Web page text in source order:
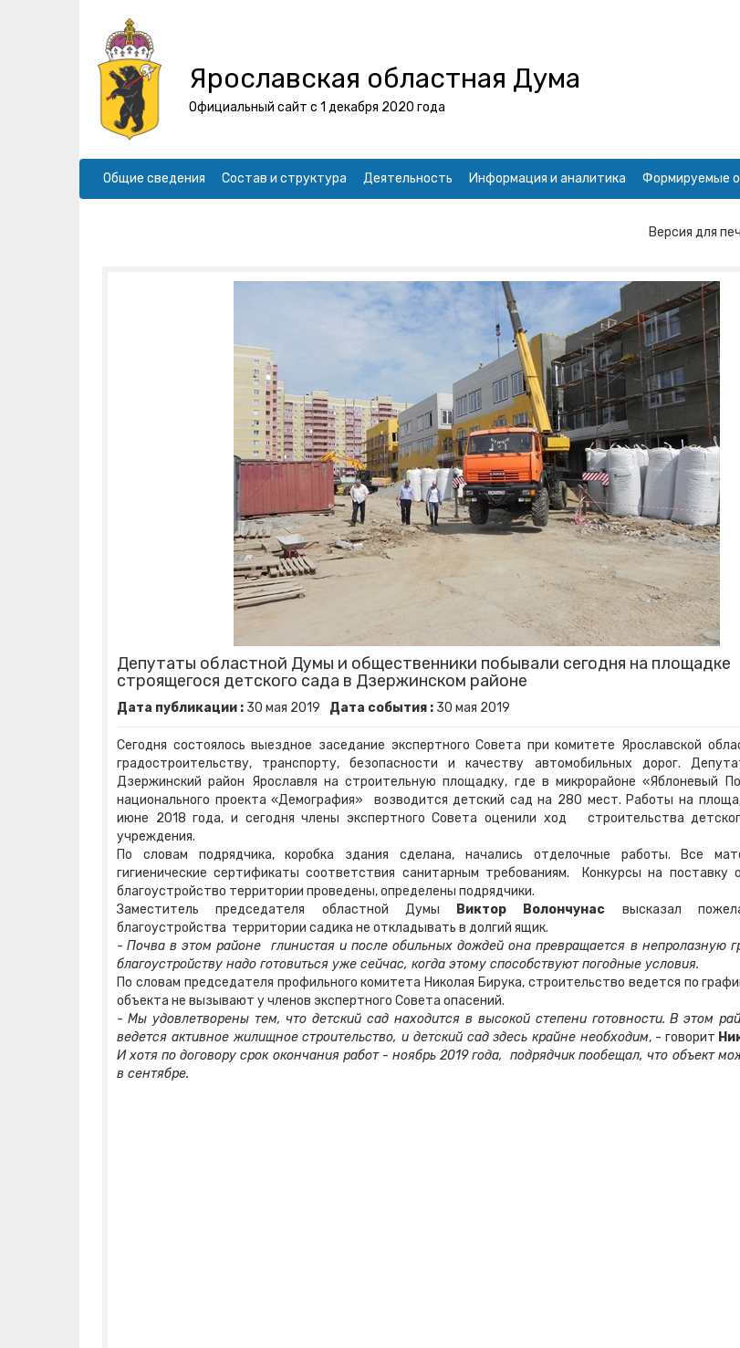
Ярославская областная Дума
Официальный сайт с 1 декабря 2020 года
Общие сведения Состав и структура Деятельность Информация и аналитика Формируемые
Версия для
Депутаты областной Думы и общественники побывали сегодня на площадке
строящегося детского сада в Дзержинском районе
Дата публикации : 30 мая 2019 Дата события : 30 мая 2019
Сегодня состоялось выездное заседание экспертного Совета при комитете Ярославской
градостроительству, транспорту, безопасности и качеству автомобильных дорог.
Дзержинский район Ярославля на строительную площадку, где в микрорайоне «Яблоневый
национального проекта «Демография» возводится детский сад на 280 мест. Работы на
июне 2018 года, и сегодня члены экспертного Совета оценили ход строительства
учреждения.
По словам подрядчика, коробка здания сделана, начались отделочные работы. Все
гигиенические сертификаты соответствия санитарным требованиям. Конкурсы на поставку
благоустройство территории проведены, определены подрядчики.
Заместитель председателя областной Думы
Виктор Волончунас высказал
благоустройства территории садика не откладывать в долгий ящик.
-Почва в этом районе глинистая и после обильных дождей она превращается в непролазную
благоустройству надо готовиться уже сейчас, когда этому способствуют погодные условия.
По словам председателя профильного комитета Николая Бирука, строительство ведется по
объекта не вызывают у членов экспертного Совета опасений.
- Мы удовлетворены тем, что детский сад находится в высокой степени готовности. В этом
ведется активное жилищное строительство, и детский сад здесь крайне необходим, - говорит
И хотя по договору срок окончания работ - ноябрь 2019 года, подрядчик пообещал, что объект
в сентябре.